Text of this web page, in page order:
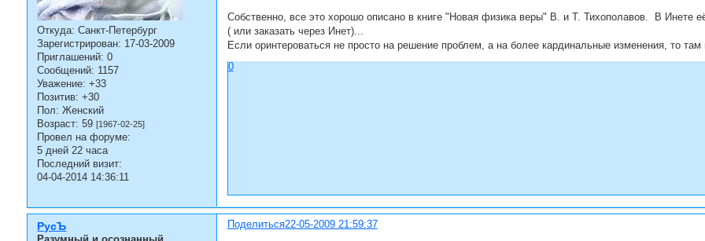
Откуда: Санкт-Петербург
Зарегистрирован: 17-03-2009
Приглашений: 0
Сообщений: 1157
Уважение: +33
Позитив: +30
Пол: Женский
Возраст: 59[1967-02-25]
Провел на форуме:
5 дней 22 часа
Последний визит:
04-04-2014 14:36:11
Собственно, все это хорошо описано в книге "Новая физика веры" В. и Т. Тихополавов. В Инете
( или заказать через Инет)...
Если оринтероваться не просто на решение проблем, а на более кардинальные изменения, то там
0
Поделиться22-05-2009 21:59:37
РусЪ